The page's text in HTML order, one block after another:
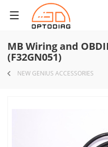
MB Wiring and
(F32GN051)
NEW GENIUS ACCESSORIES